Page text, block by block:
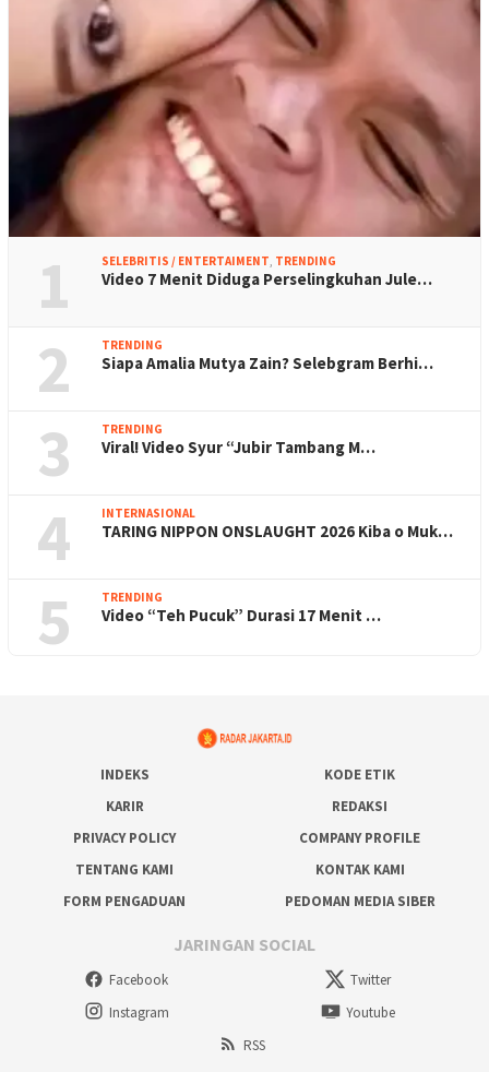
1 SELEBRITIS / ENTERTAIMENT, TRENDING
Video 7 Menit Diduga Perselingkuhan Jule…
2 TRENDING
Siapa Amalia Mutya Zain? Selebgram Berhi…
3 TRENDING
Viral! Video Syur “Jubir Tambang M…
4 INTERNASIONAL
TARING NIPPON ONSLAUGHT 2026 Kiba o Muk…
5 TRENDING
Video “Teh Pucuk” Durasi 17 Menit …
INDEKS
KODE ETIK
KARIR
REDAKSI
PRIVACY POLICY
COMPANY PROFILE
TENTANG KAMI
KONTAK KAMI
FORM PENGADUAN
PEDOMAN MEDIA SIBER
JARINGAN SOCIAL
Facebook
Twitter
Instagram
Youtube
RSS